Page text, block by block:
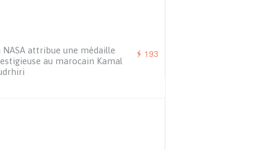
193
NASA attribue une médaille
au marocain Kamal